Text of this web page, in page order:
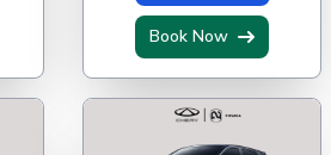
Book Now